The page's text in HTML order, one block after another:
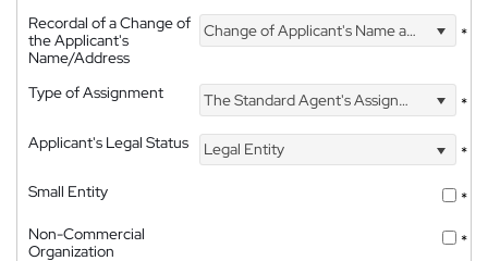
Recordal of a Change of
the Applicant's
Name/Address
Change of Applicant's Name and Address *
Type of Assignment The Standard Agent's Assignment
*
Applicant's Legal Status
Legal Entity
*
Small Entity
*
Non-Commercial
Organization
*